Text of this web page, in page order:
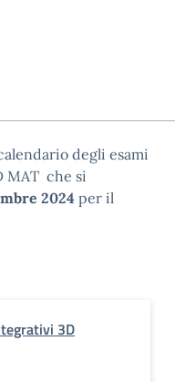
degli esami
MAT che si
2024 per il
3D